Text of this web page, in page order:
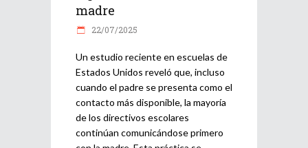
madre
22/07/2025
Un estudio reciente en escuelas de
Estados Unidos reveló que, incluso
cuando el padre se presenta como el
contacto más disponible, la mayoría
de los directivos escolares
continúan comunicándose primero